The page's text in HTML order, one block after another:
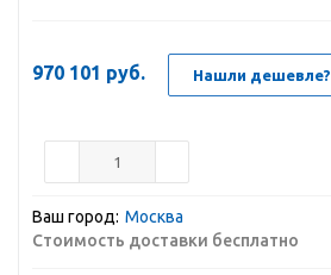
970 101 руб. Нашли дешевле?
Ваш город: Москва
Стоимость доставки бесплатно